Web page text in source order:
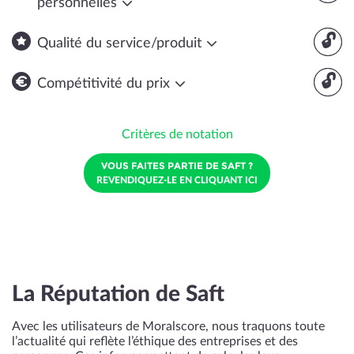
personnelles
🔓
Qualité du service/produit
🔓
Compétitivité du prix
Critères de notation
VOUS FAITES PARTIE DE SAFT ?
REVENDIQUEZ-LE EN CLIQUANT ICI
La Réputation de Saft
Avec les utilisateurs de Moralscore, nous traquons toute
l’actualité qui reflète l’éthique des entreprises et des